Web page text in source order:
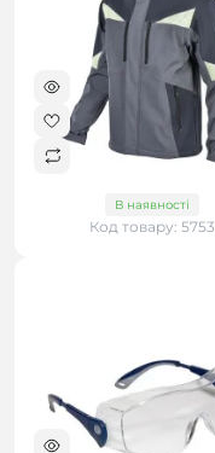
В наявності
Код товару: 5753